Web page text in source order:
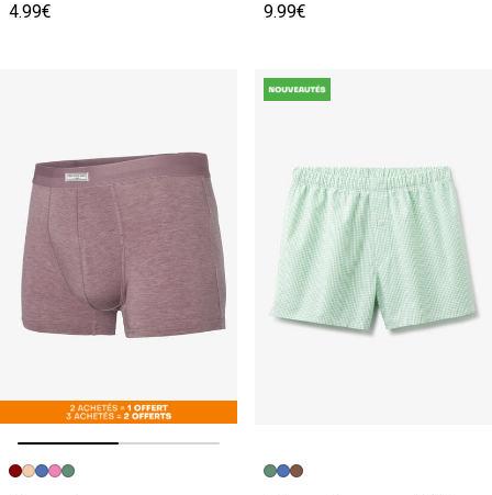
4.99€
9.99€
Image précédente
Image suivante